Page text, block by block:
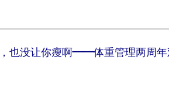
也没让你瘦啊——体重管理两周年